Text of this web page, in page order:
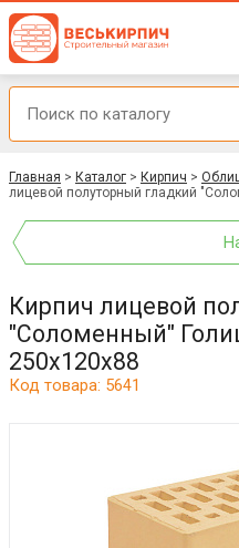
Главная > Каталог > Кирпич >
лицевой полуторный гладкий
Кирпич лицевой
"Соломенный"
250x120x88
Код товара: 5641